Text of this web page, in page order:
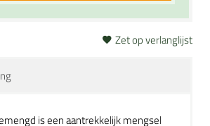
Zet op verlanglijst
is een aantrekkelijk mengsel